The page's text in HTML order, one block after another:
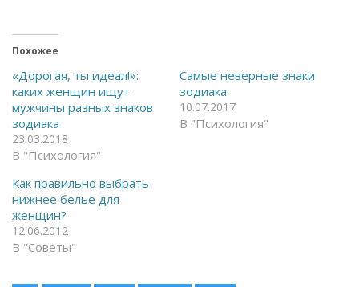
т
ь
а
F
a
c
e
b
o
o
k
(
т
к
р
ы
в
а
е
с
я
в
T
e
r
a
(
О
т
Похожее
«Дорогая, ты идеал!»:
каких женщин ищут
мужчины разных знаков
зодиака
23.03.2018
В "Психология"
Самые неверные знаки
зодиака
10.07.2017
В "Психология"
Как правильно выбрать
нижнее белье для
женщин?
12.06.2012
В "Советы"